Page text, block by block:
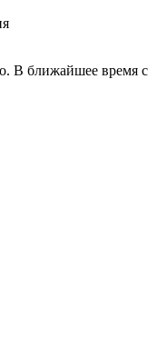
В ближайшее время с